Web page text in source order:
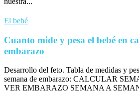
El bebé
Cuanto mide y pesa el bebé en
embarazo
Desarrollo del feto. Tabla de medidas y
semana de embarazo: CALCULAR
VER EMBARAZO SEMANA A